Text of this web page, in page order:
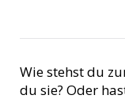
Wie stehst du
du sie? Oder